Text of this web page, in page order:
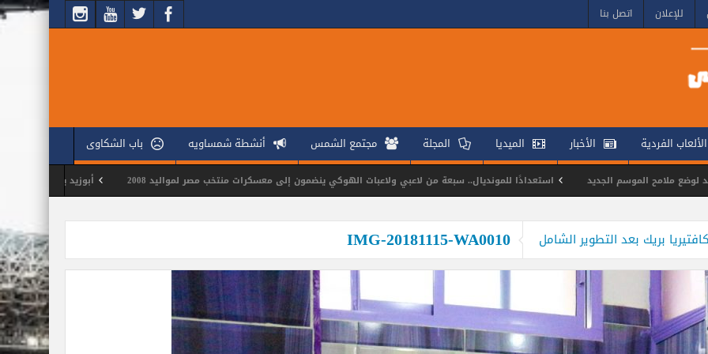
للإعلان اتصل بنا
الألعاب الفردية الأخبار الميديا المجلة مجتمع الشمس أنشطة شمساويه
باب الشكاوى
الموسم الجديد استعدادًا للمونديال.. سبعة من لاعبي ولاعبات الهوكي ينضمون إلى معسكرات منتخب مصر لمواليد 2008
أبوزيد يجتمع بجهاز الكرة
بريك بعد التطوير الشامل IMG-20181115-WA0010